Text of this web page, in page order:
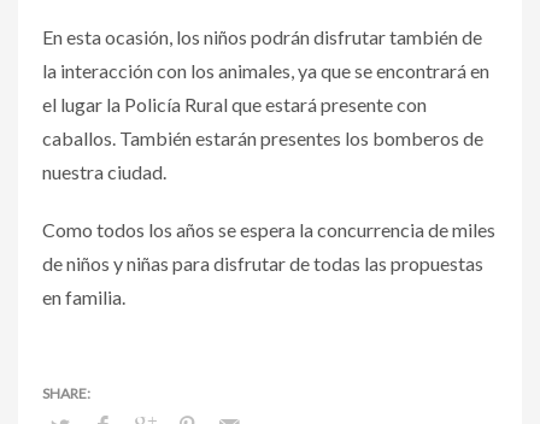
En esta ocasión, los niños podrán disfrutar también de
la interacción con los animales, ya que se encontrará en
el lugar la Policía Rural que estará presente con
caballos. También estarán presentes los bomberos de
nuestra ciudad.
Como todos los años se espera la concurrencia de miles
de niños y niñas para disfrutar de todas las propuestas
en familia.